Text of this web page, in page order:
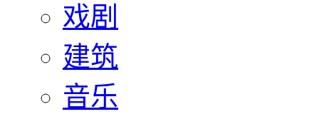
戏剧
建筑
音乐